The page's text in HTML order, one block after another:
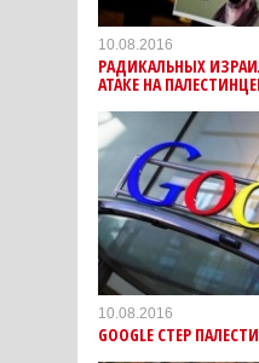
10.08.2016
РАДИКАЛЬНЫХ
АТАКЕ НА
10.08.2016
GOOGLE СТЕР